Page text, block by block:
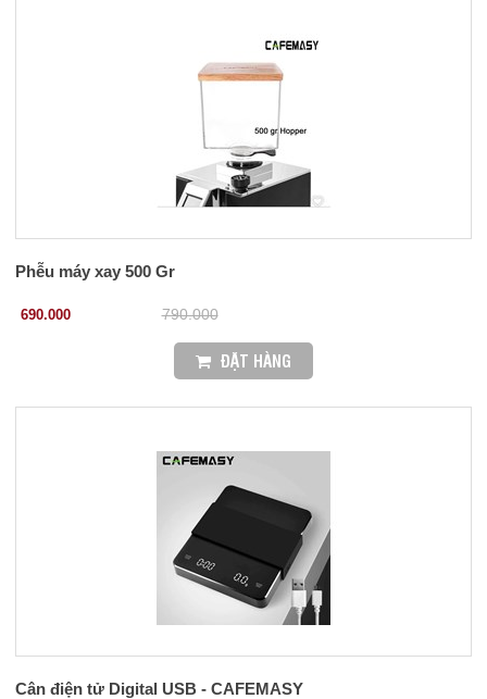
Phễu máy xay 500 Gr
690.000 790.000
ĐẶT HÀNG
Cân điện tử Digital USB - CAFEMASY